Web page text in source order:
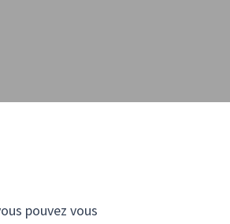
pouvez vous